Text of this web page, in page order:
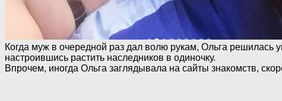
Когда муж в очередной раз дал волю рукам, Ольга
настроившись растить наследников в одиночку.
Впрочем, иногда Ольга заглядывала на сайты знакомств,